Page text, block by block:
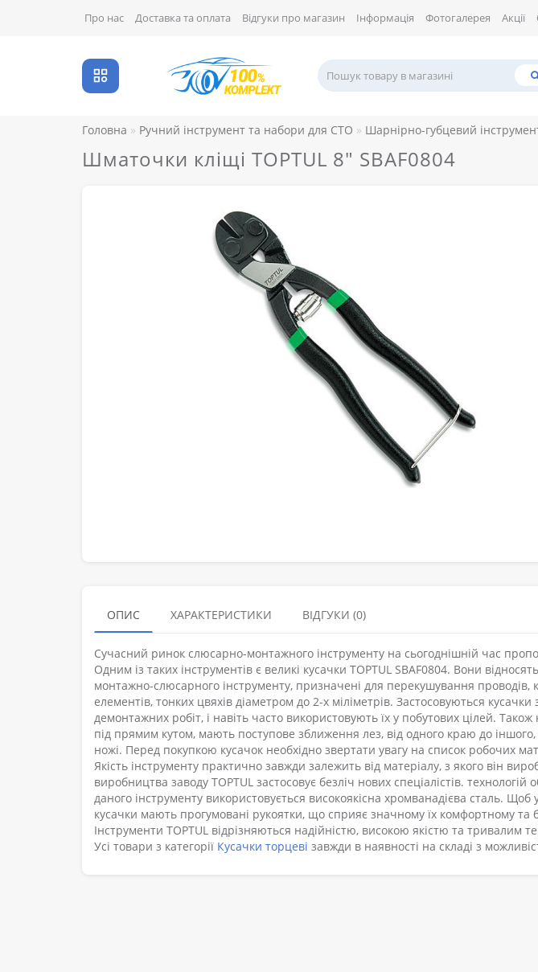
Про нас Доставка та оплата Відгуки про магазин Інформація Фотогалерея Акції
Головна Ручний інструмент та набори для СТО Шарнірно-губцевий
Шматочки кліщі TOPTUL 8" SBAF0804
ОПИС ХАРАКТЕРИСТИКИ ВІДГУКИ (0)
Сучасний ринок слюсарно-монтажного інструменту на сьогоднішній час
Одним із таких інструментів є великі кусачки TOPTUL SBAF0804. Вони
монтажно-слюсарного інструменту, призначені для перекушування проводів,
елементів, тонких цвяхів діаметром до 2-х міліметрів. Застосовуються
демонтажних робіт, і навіть часто використовують їх у побутових цілей.
під прямим кутом, мають поступове зближення лез, від одного краю до іншого,
ножі. Перед покупкою кусачок необхідно звертати увагу на список робочих
Якість інструменту практично завжди залежить від матеріалу, з якого він
виробництва заводу TOPTUL застосовує безліч нових спеціалістів.
даного інструменту використовується високоякісна хромванадієва сталь. Щоб
кусачки мають прогумовані рукоятки, що сприяє значному їх комфортному
Інструменти TOPTUL відрізняються надійністю, високою якістю та тривалим
Усі товари з категорії Кусачки торцеві завжди в наявності на складі з